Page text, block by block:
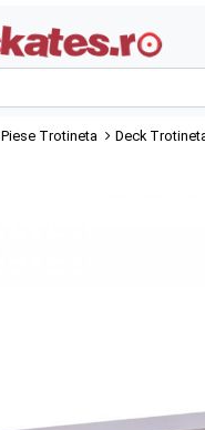
Piese Trotineta Deck